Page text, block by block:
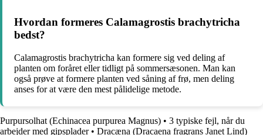
Hvordan formeres Calamagrostis brachytricha
bedst?
Calamagrostis brachytricha kan formere sig ved deling af
planten om foråret eller tidligt på sommersæsonen. Man kan
også prøve at formere planten ved såning af frø, men deling
anses for at være den mest pålidelige metode.
Purpursolhat (Echinacea purpurea Magnus) • 3 typiske fejl, når du
arbejder med gipsplader• Dracæna (Dracaena fragrans Janet Lind)